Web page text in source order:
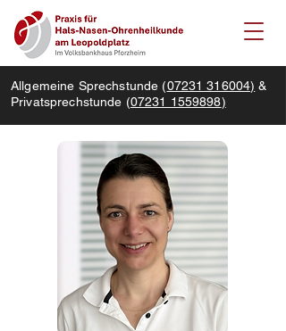
Allgemeine Sprechstunde (07231 316004) &
Privatsprechstunde (07231 1559898)